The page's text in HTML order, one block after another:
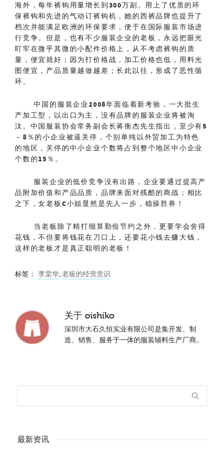
海外，每年裤钩用量增长到300万副。用上了优质的环
保裤钩和先进的气动订裤钩机，她的西裤品牌也提升了
档次并能满足欧洲的环保要求，便于在国际服装市场进
行竞争。但是，也有不少服装企业的老板，永远把眼光
盯牢在微乎其微的小配件价格上，从不考虑裤钩的质
量，便宜就好；因为打价格战，加工价格也低，用料光
图便宜，产品质量越做越差；长此以往，形成了恶性循
环。
中国的服装企业2008年面临着新考验，一大批生
产加工型，以出口为主，没有品牌的服装企业将被淘
汰。中国服装协会常务副会长蒋衡杰先生指出，至少有5
－ 8 ％的小企业被逼关停，个别单纯以外贸加工为特色
的地区，关停的中小企业个数将占到整个地区中小企业
个数的15 ％。
服装企业的低价竞争没有出路，企业要通过提高产
品附加价值和产品品质，品牌来面对残酷的商战；相比
之下，女老板C小姐显然是先人一步，稳操胜券！
当老板除了精打细算勤俭节约之外，更要学会舍得
花钱，不但要将钱花在刀口上，还要花小钱去赚大钱，
这样的老板才是真正聪明的老板！
标签： 李棠华,老板的经营意识
关于 oishiko
深圳市大石久恒实业有限公司是集开发、制
造、销售、服务于一体的服装辅料生产厂商。
最新资讯